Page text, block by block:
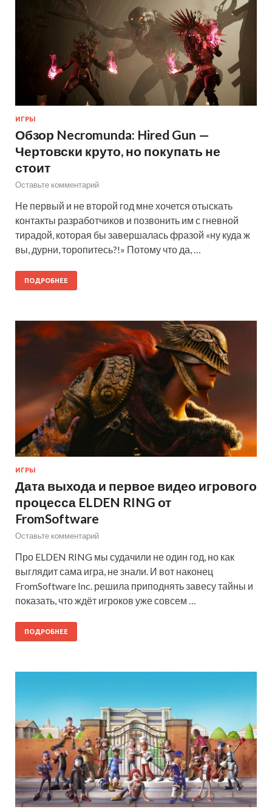
ИГРЫ
Обзор Necromunda: Hired Gun —
Чертовски круто, но покупать не
стоит
Оставьте комментарий
Не первый и не второй год мне хочется отыскать
контакты разработчиков и позвонить им с гневной
тирадой, которая бы завершалась фразой «ну куда ж
вы, дурни, торопитесь?!» Потому что да, …
ПОДРОБНЕЕ
ИГРЫ
Дата выхода и первое видео игрового
процесса ELDEN RING от
FromSoftware
Оставьте комментарий
Про ELDEN RING мы судачили не один год, но как
выглядит сама игра, не знали. И вот наконец
FromSoftware Inc. решила приподнять завесу тайны и
показать, что ждёт игроков уже совсем …
ПОДРОБНЕЕ